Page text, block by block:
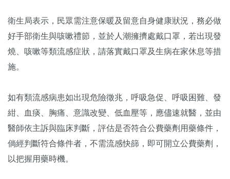
衛生局表示，民眾需注意保暖及留意自身健康狀況，務必做
好手部衛生與咳嗽禮節，並於人潮擁擠處戴口罩，若出現發
燒、咳嗽等類流感症狀，請落實戴口罩及生病在家休息等措
施。
如有類流感病患如出現危險徵兆，呼吸急促、呼吸困難、發
紺、血痰、胸痛、意識改變、低血壓等，應儘速就醫，並由
醫師依主訴與臨床判斷，評估是否符合公費藥劑用藥條件，
倘經判斷符合條件者，不需流感快篩，即可開立公費藥劑，
以把握用藥時機。